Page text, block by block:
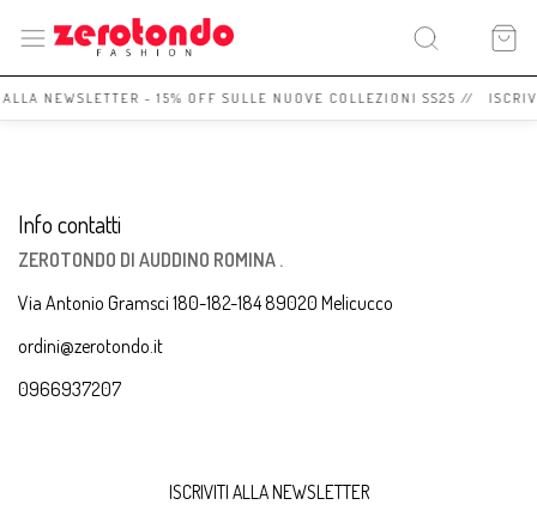
NEWSLETTER - 15% OFF SULLE NUOVE COLLEZIONI SS25 //
Info contatti
ZEROTONDO DI AUDDINO ROMINA .
Via Antonio Gramsci 180-182-184 89020 Melicucco
ordini@zerotondo.it
0966937207
ISCRIVITI ALLA NEWSLETTER